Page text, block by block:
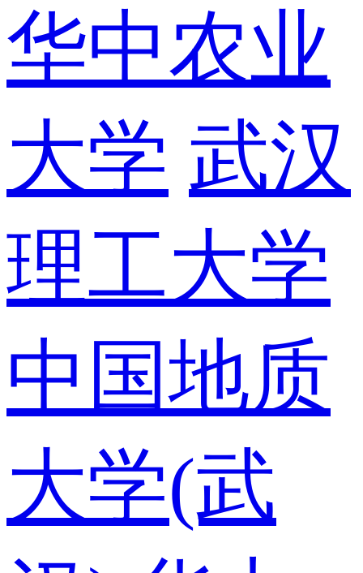
华中农业
大学 武汉
理工大学
中国地质
大学(武